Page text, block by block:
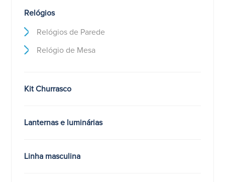
Relógios
Relógios de Parede
Relógio de Mesa
Kit Churrasco
Lanternas e luminárias
Linha masculina